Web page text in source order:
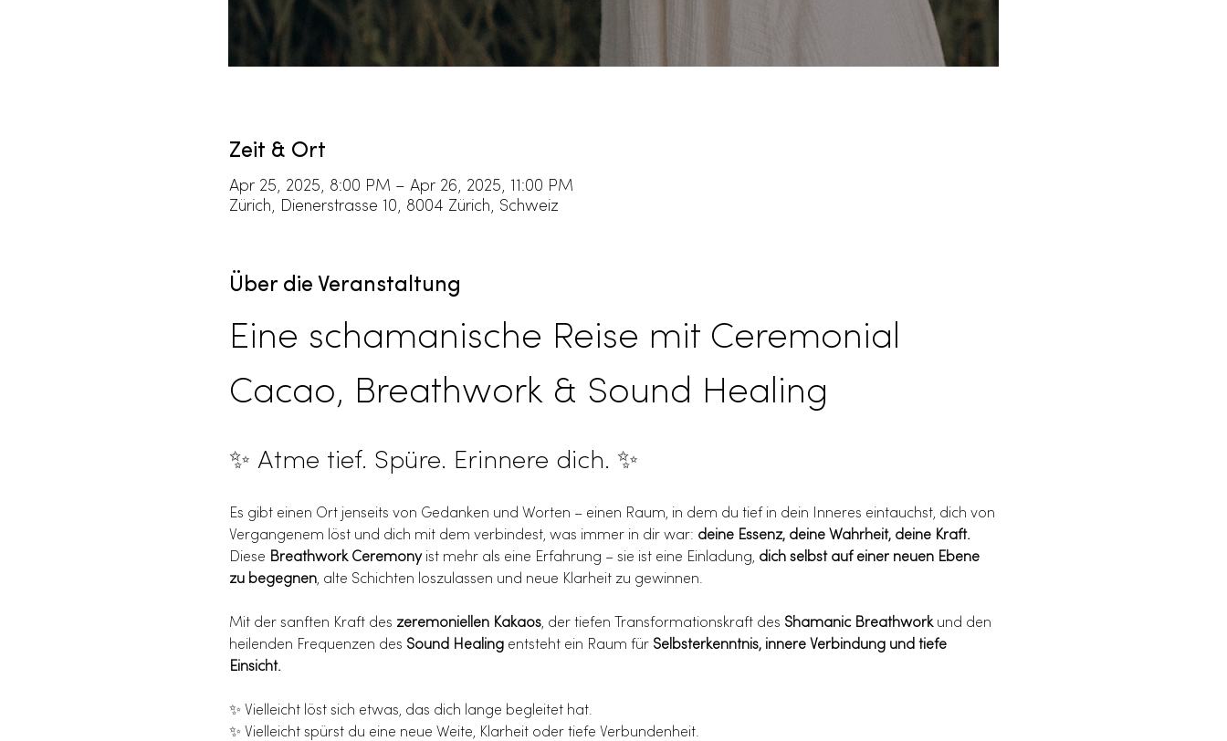
Zeit & Ort
Apr 25, 2025, 8:00 PM – Apr 26, 2025, 11:00 PM
Zürich, Dienerstrasse 10, 8004 Zürich, Schweiz
Über die Veranstaltung
Eine schamanische Reise mit Ceremonial
Cacao, Breathwork & Sound Healing
✨ Atme tief. Spüre. Erinnere dich. ✨
Es gibt einen Ort jenseits von Gedanken und Worten – einen Raum, in dem du tief in dein Inneres eintauchst, dich von
Vergangenem löst und dich mit dem verbindest, was immer in dir war: deine Essenz, deine Wahrheit, deine Kraft.
Diese Breathwork Ceremony ist mehr als eine Erfahrung – sie ist eine Einladung, dich selbst auf einer neuen Ebene
zu begegnen, alte Schichten loszulassen und neue Klarheit zu gewinnen.
Mit der sanften Kraft des zeremoniellen Kakaos, der tiefen Transformationskraft des Shamanic Breathwork und den
heilenden Frequenzen des Sound Healing entsteht ein Raum für Selbsterkenntnis, innere Verbindung und tiefe
Einsicht.
✨ Vielleicht löst sich etwas, das dich lange begleitet hat.
✨ Vielleicht spürst du eine neue Weite, Klarheit oder tiefe Verbundenheit.